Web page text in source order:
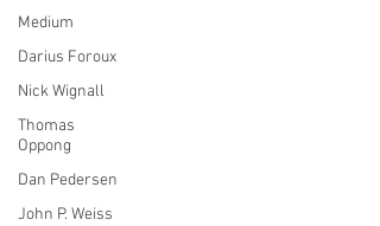
Medium
Darius Foroux
Nick Wignall
Thomas
Oppong
Dan Pedersen
John P. Weiss